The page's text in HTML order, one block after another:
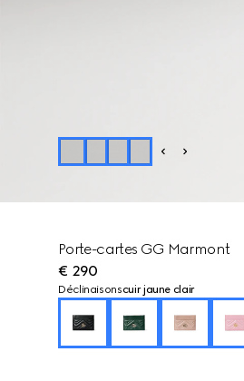
Porte-cartes GG Marmont
€ 290
Déclinaisonscuir jaune clair